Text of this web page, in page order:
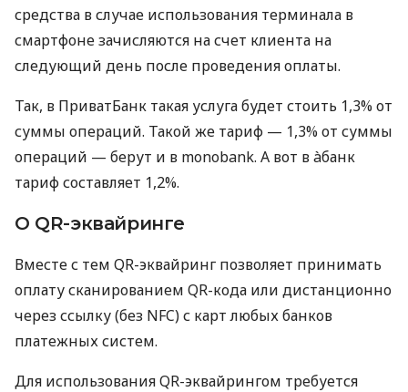
средства в случае использования терминала в
смартфоне зачисляются на счет клиента на
следующий день после проведения оплаты.
Так, в ПриватБанк такая услуга будет стоить 1,3% от
суммы операций. Такой же тариф — 1,3% от суммы
операций — берут и в monobank. А вот в àбанк
тариф составляет 1,2%.
О QR-эквайринге
Вместе с тем QR-эквайринг позволяет принимать
оплату сканированием QR-кода или дистанционно
через ссылку (без NFC) с карт любых банков
платежных систем.
Для использования QR-эквайрингом требуется